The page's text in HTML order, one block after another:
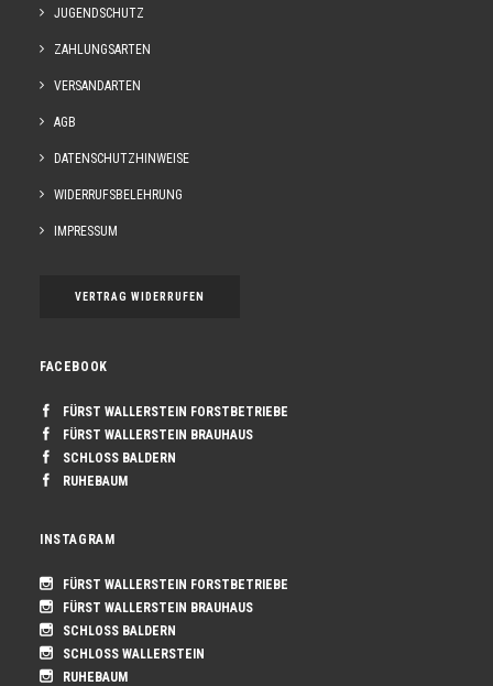
JUGENDSCHUTZ
ZAHLUNGSARTEN
VERSANDARTEN
AGB
DATENSCHUTZHINWEISE
WIDERRUFSBELEHRUNG
IMPRESSUM
VERTRAG WIDERRUFEN
FACEBOOK
FÜRST WALLERSTEIN FORSTBETRIEBE
FÜRST WALLERSTEIN BRAUHAUS
SCHLOSS BALDERN
RUHEBAUM
INSTAGRAM
FÜRST WALLERSTEIN FORSTBETRIEBE
FÜRST WALLERSTEIN BRAUHAUS
SCHLOSS BALDERN
SCHLOSS WALLERSTEIN
RUHEBAUM